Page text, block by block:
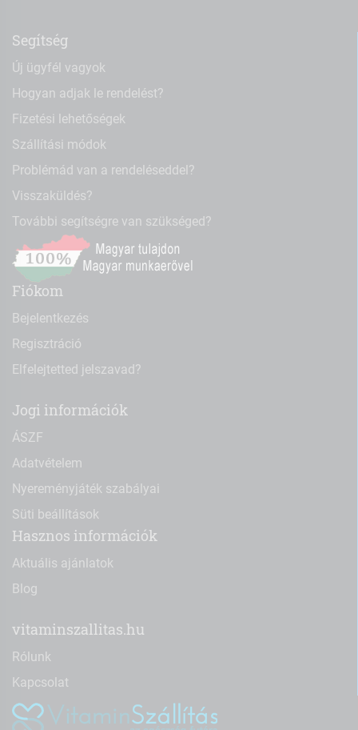
Segítség
Új ügyfél vagyok
Hogyan adjak le rendelést?
Fizetési lehetőségek
Szállítási módok
Problémád van a rendeléseddel?
Visszaküldés?
További segítségre van szükséged?
Fiókom
Bejelentkezés
Regisztráció
Elfelejtetted jelszavad?
Jogi információk
ÁSZF
Adatvételem
Nyereményjáték szabályai
Süti beállítások
Hasznos információk
Aktuális ajánlatok
Blog
vitaminszallitas.hu
Rólunk
Kapcsolat